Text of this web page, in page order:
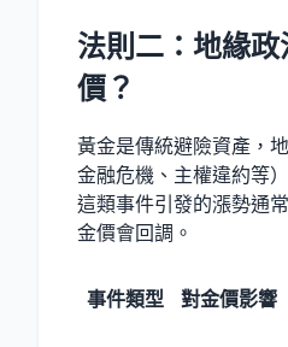
法則二：地緣
價？
黃金是傳統避險資產，
金融危機、主權違約等
這類事件引發的漲勢通
金價會回調。
事件類型 對金價影響